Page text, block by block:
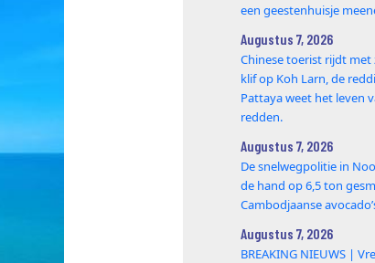
een geestenhuisje
Augustus 7, 2026
Chinese toerist rijdt met
klif op Koh Larn, de
Pattaya weet het leven
redden.
Augustus 7, 2026
De snelwegpolitie in
de hand op 6,5 ton
Cambodjaanse
Augustus 7, 2026
BREAKING NIEUWS |